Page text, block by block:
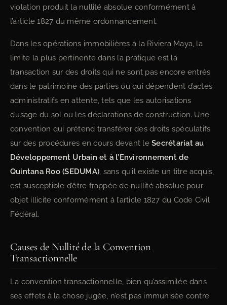
violation produit la nullité absolue conformément à
l’article 1827 du même ordonnancement.
Dans les opérations immobilières à la Riviera Maya, la
limite la plus pertinente dans la pratique est la
transaction sur des droits qui ne sont pas encore entrés
dans le patrimoine des parties ou qui dépendent d’actes
administratifs en attente, tels que les autorisations
d’usage du sol ou les déclarations de construction. Une
convention qui prétend transférer des droits spéculatifs
sur des procédures en cours devant leSecrétariat au
Développement Urbain et à l’Environnement de
Quintana Roo (SEDUMA), sans qu’il existe un titre acquis,
est susceptible d’être frappée de nullité absolue pour
objet illicite conformément à l’article 1827 du Code Civil
Fédéral.
Causes de Nullité de la Convention
Transactionnelle
La convention transactionnelle, bien qu’assimilée dans
ses effets à la chose jugée, n’est pas immunisée contre